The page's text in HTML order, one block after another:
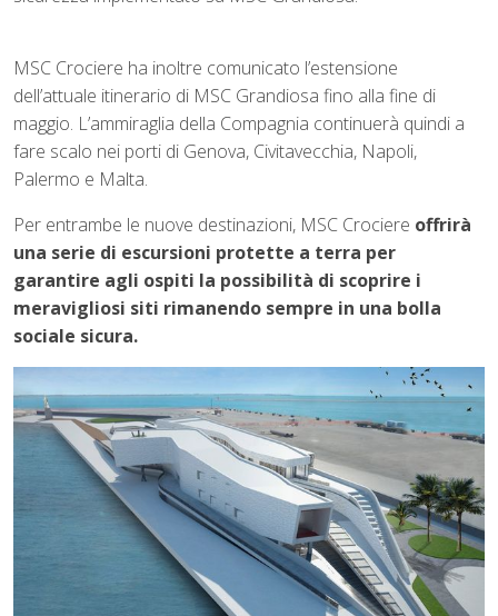
MSC Crociere ha inoltre comunicato l’estensione
dell’attuale itinerario di MSC Grandiosa fino alla fine di
maggio. L’ammiraglia della Compagnia continuerà quindi a
fare scalo nei porti di Genova, Civitavecchia, Napoli,
Palermo e Malta.
Per entrambe le nuove destinazioni, MSC Crociere offrirà
una serie di escursioni protette a terra per
garantire agli ospiti la possibilità di scoprire i
meravigliosi siti rimanendo sempre in una bolla
sociale sicura.